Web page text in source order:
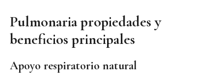
Pulmonaria propiedades y
beneficios principales
Apoyo respiratorio natural